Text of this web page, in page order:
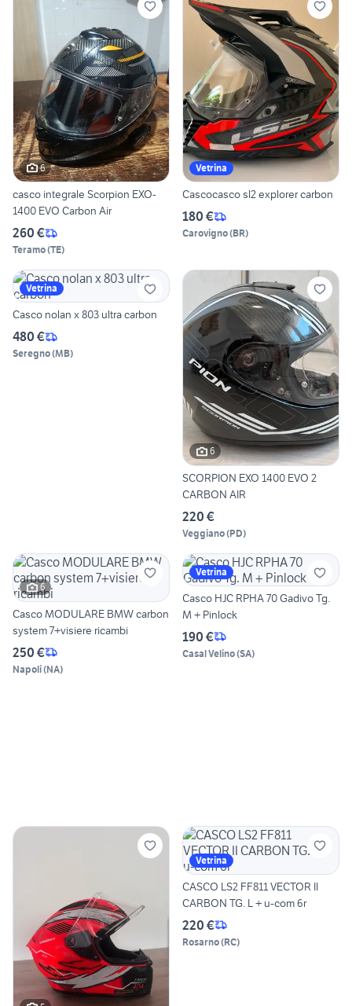
6
casco integrale Scorpion EXO-
1400 EVO Carbon Air
260 €
Teramo(TE)
Vetrina
Cascocasco sl2 explorer carbon
180 €
Carovigno(BR)
Vetrina
Casco nolan x 803 ultra carbon
480 €
Seregno(MB)
6
SCORPION EXO 1400 EVO 2
CARBON AIR
220 €
Veggiano(PD)
6
Casco MODULARE BMW carbon
system 7+visiere ricambi
250 €
Napoli(NA)
Vetrina
Casco HJC RPHA 70 Gadivo Tg.
M + Pinlock
190 €
Casal Velino(SA)
Vetrina
CASCO LS2 FF811 VECTOR II
CARBON TG. L + u-com 6r
220 €
Rosarno(RC)